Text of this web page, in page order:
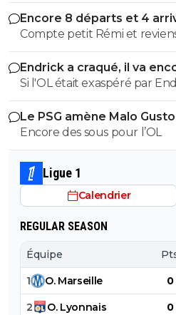
Encore 8 départs et 4
Compte petit Rémi et
Endrick a craqué, il va
Si l'OL était exaspéré par
près. Bref... Quand l'équipe sera complète... ce sera beaucoup
mieux.
Le PSG amène Malo
Encore des sous pour l’OL
Ligue 1
Calendrier
REGULAR SEASON
Équipe
1 O. Marseille 0
2 O. Lyonnais 0